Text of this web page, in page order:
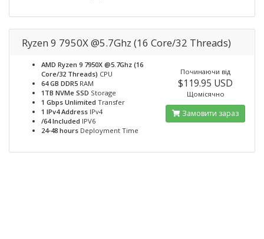
Ryzen 9 7950X @5.7Ghz (16 Core/32 Threads)
AMD Ryzen 9 7950X @5.7Ghz (16
Core/32 Threads) CPU
64 GB DDR5 RAM
1TB NVMe SSD Storage
1 Gbps Unlimited Transfer
1 IPv4 Address IPv4
/64 Included IPV6
24-48 hours Deployment Time
Починаючи від
$119.95 USD
Щомісячно
Замовити зараз